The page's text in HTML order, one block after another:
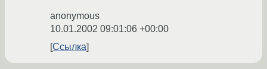
anonymous
10.01.2002 09:01:06 +00:00
Ссылка